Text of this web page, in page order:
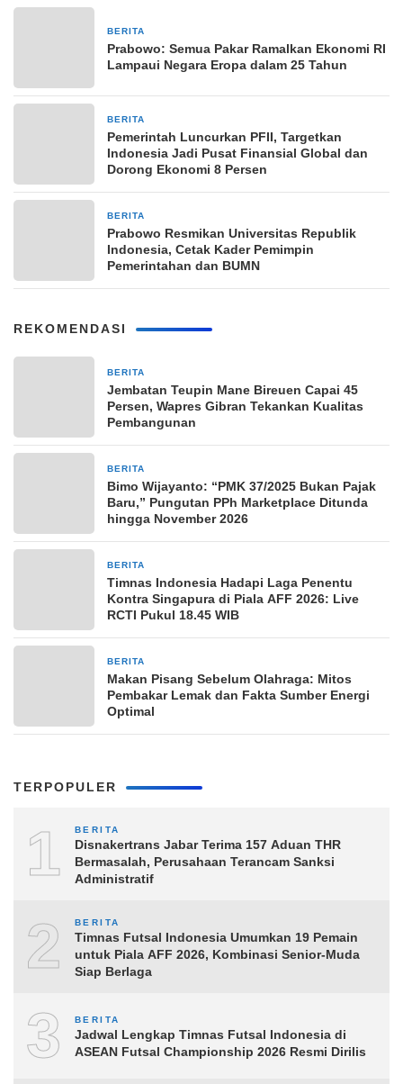
BERITA
Prabowo: Semua Pakar Ramalkan Ekonomi RI
Lampaui Negara Eropa dalam 25 Tahun
BERITA
Pemerintah Luncurkan PFII, Targetkan
Indonesia Jadi Pusat Finansial Global dan
Dorong Ekonomi 8 Persen
BERITA
Prabowo Resmikan Universitas Republik
Indonesia, Cetak Kader Pemimpin
Pemerintahan dan BUMN
REKOMENDASI
BERITA
Jembatan Teupin Mane Bireuen Capai 45
Persen, Wapres Gibran Tekankan Kualitas
Pembangunan
BERITA
Bimo Wijayanto: “PMK 37/2025 Bukan Pajak
Baru,” Pungutan PPh Marketplace Ditunda
hingga November 2026
BERITA
Timnas Indonesia Hadapi Laga Penentu
Kontra Singapura di Piala AFF 2026: Live
RCTI Pukul 18.45 WIB
BERITA
Makan Pisang Sebelum Olahraga: Mitos
Pembakar Lemak dan Fakta Sumber Energi
Optimal
TERPOPULER
1 BERITA
Disnakertrans Jabar Terima 157 Aduan THR
Bermasalah, Perusahaan Terancam Sanksi
Administratif
2 BERITA
Timnas Futsal Indonesia Umumkan 19 Pemain
untuk Piala AFF 2026, Kombinasi Senior-Muda
Siap Berlaga
3 BERITA
Jadwal Lengkap Timnas Futsal Indonesia di
ASEAN Futsal Championship 2026 Resmi Dirilis